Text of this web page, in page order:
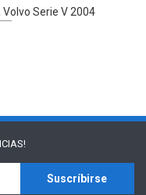
Serie V 2004
Suscríbirse